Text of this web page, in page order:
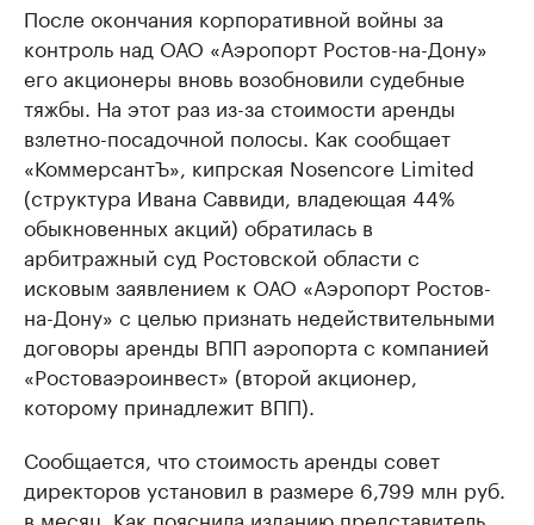
После окончания корпоративной войны за
контроль над ОАО «Аэропорт Ростов-на-Дону»
его акционеры вновь возобновили судебные
тяжбы. На этот раз из-за стоимости аренды
взлетно-посадочной полосы. Как сообщает
«КоммерсантЪ», кипрская Nosencore Limited
(структура Ивана Саввиди, владеющая 44%
обыкновенных акций) обратилась в
арбитражный суд Ростовской области с
исковым заявлением к ОАО «Аэропорт Ростов-
на-Дону» с целью признать недействительными
договоры аренды ВПП аэропорта с компанией
«Ростоваэроинвест» (второй акционер,
которому принадлежит ВПП).
Сообщается, что стоимость аренды совет
директоров установил в размере 6,799 млн руб.
в месяц. Как пояснила изданию представитель